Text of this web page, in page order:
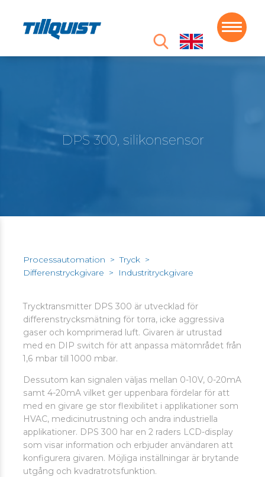
DPS 300, silikonsensor
Processautomation >Tryck >
Differenstryckgivare > Industritryckgivare
Trycktransmitter DPS 300 är utvecklad för
differenstrycksmätning för torra, icke aggressiva
gaser och komprimerad luft. Givaren är utrustad
med en DIP switch för att anpassa mätområdet från
1,6 mbar till 1000 mbar.
Dessutom kan signalen väljas mellan 0-10V, 0-20mA
samt 4-20mA vilket ger uppenbara fördelar för att
med en givare ge stor flexibilitet i applikationer som
HVAC, medicinutrustning och andra industriella
applikationer. DPS 300 har en 2 raders LCD-display
som visar information och erbjuder användaren att
konfigurera givaren. Möjliga inställningar är brytande
utgång och kvadratrotsfunktion.